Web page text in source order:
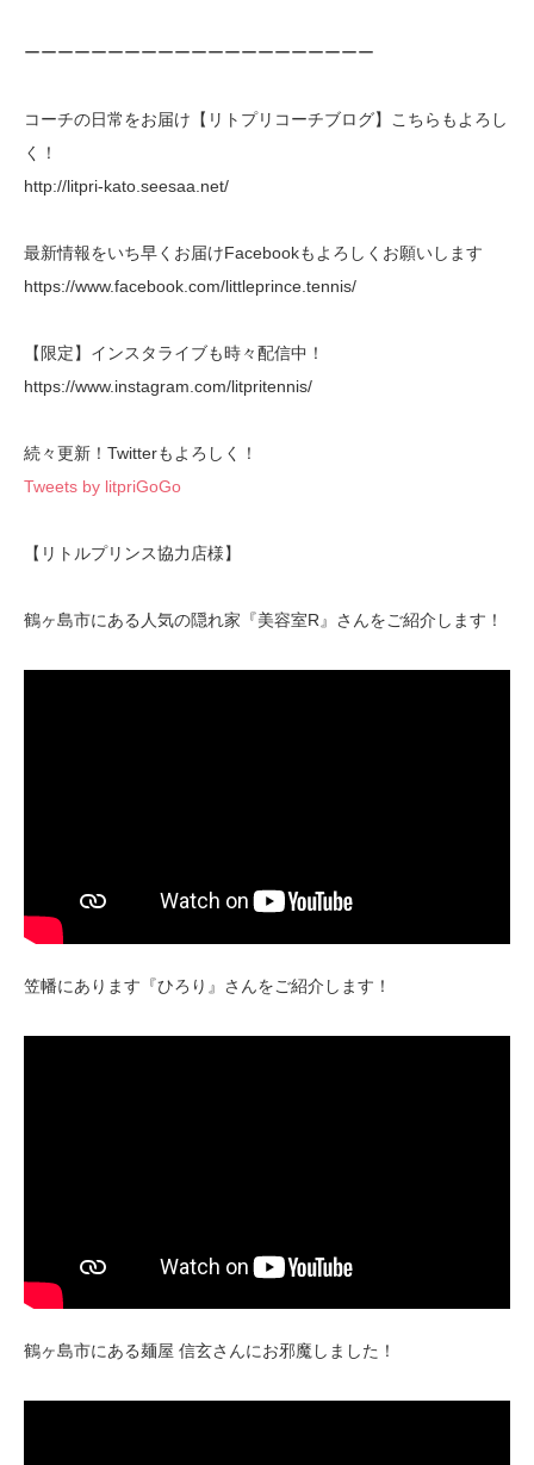
ーーーーーーーーーーーーーーーーーーーーー
コーチの日常をお届け【リトプリコーチブログ】こちらもよろし
く！
http://litpri-kato.seesaa.net/
最新情報をいち早くお届けFacebookもよろしくお願いします
https://www.facebook.com/littleprince.tennis/
【限定】インスタライブも時々配信中！
https://www.instagram.com/litpritennis/
続々更新！Twitterもよろしく！
Tweets by litpriGoGo
【リトルプリンス協力店様】
鶴ヶ島市にある人気の隠れ家『美容室R』さんをご紹介します！
笠幡にあります『ひろり』さんをご紹介します！
鶴ヶ島市にある麺屋 信玄さんにお邪魔しました！